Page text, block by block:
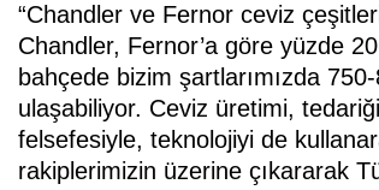
“Chandler ve Fernor ceviz
Chandler, Fernor’a göre yüzde
bahçede bizim şartlarımızda
ulaşabiliyor. Ceviz üretimi,
felsefesiyle, teknolojiyi de
rakiplerimizin üzerine çıkararak